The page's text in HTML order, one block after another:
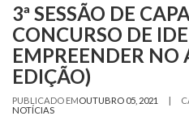
3ª SESSÃO DE
CONCURSO DE
EMPREENDER NO
EDIÇÃO)
PUBLICADO EMOUTUBRO 05, 2021 |
NOTÍCIAS